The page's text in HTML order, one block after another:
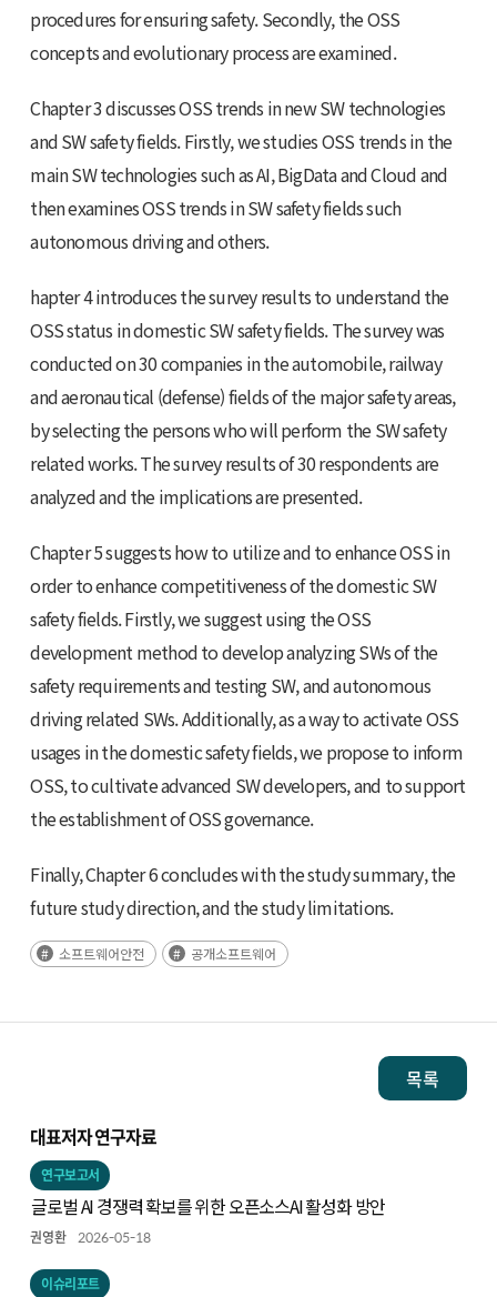
procedures for ensuring safety. Secondly, the OSS
concepts and evolutionary process are examined.
Chapter 3 discusses OSS trends in new SW technologies
and SW safety fields. Firstly, we studies OSS trends in the
main SW technologies such as AI, BigData and Cloud and
then examines OSS trends in SW safety fields such
autonomous driving and others.
hapter 4 introduces the survey results to understand the
OSS status in domestic SW safety fields. The survey was
conducted on 30 companies in the automobile, railway
and aeronautical (defense) fields of the major safety areas,
by selecting the persons who will perform the SW safety
related works. The survey results of 30 respondents are
analyzed and the implications are presented.
Chapter 5 suggests how to utilize and to enhance OSS in
order to enhance competitiveness of the domestic SW
safety fields. Firstly, we suggest using the OSS
development method to develop analyzing SWs of the
safety requirements and testing SW, and autonomous
driving related SWs. Additionally, as a way to activate OSS
usages in the domestic safety fields, we propose to inform
OSS, to cultivate advanced SW developers, and to support
the establishment of OSS governance.
Finally, Chapter 6 concludes with the study summary, the
future study direction, and the study limitations.
소프트웨어안전 공개소프트웨어
목록
대표저자 연구자료
연구보고서
글로벌 AI 경쟁력 확보를 위한 오픈소스AI 활성화 방안
권영환 2026-05-18
이슈리포트